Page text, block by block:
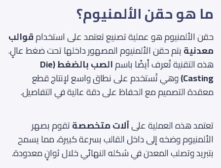
ما هو حقن الألمنيوم؟
حقن الألمنيوم هو عملية تصنيع تعتمد على استخدامقوالب
معدنية يتم حقن الألمنيوم المصهور داخلها تحت ضغط عالٍ.
هذه التقنية تُعرف أيضًا باسم
الصب بالضغط (Die
Casting) وهي تُستخدم على نطاق واسع لإنتاج قطع
معقدة التصميم مع الحفاظ على دقة عالية في التفاصيل.
تعتمد هذه العملية علىآلات متخصصةتقوم بصهر
الألمنيوم وضخه إلى داخل القالب بسرعة كبيرة، مما يسمح
بتبريد وتصلب المعدن في شكله النهائي خلال ثوانٍ معدودة.